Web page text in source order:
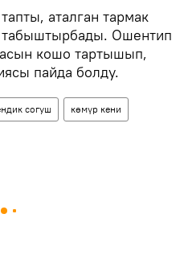
аталган тармак
табыштырбады. Ошентип
кошо тартышып,
пайда болду.
согуш көмүр кени